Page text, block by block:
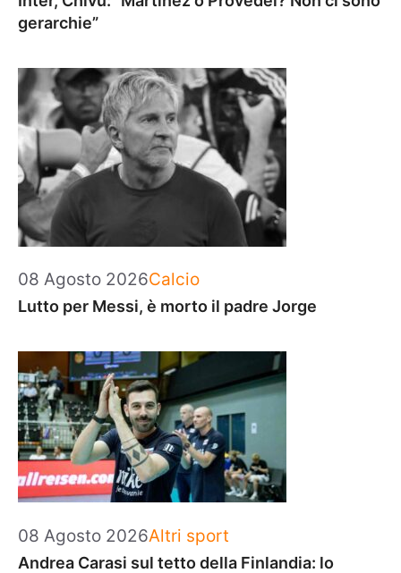
gerarchie”
08 Agosto 2026Categorie
Calcio
Lutto per Messi, è morto il padre Jorge
08 Agosto 2026Categorie
Altri sport
Andrea Carasi sul tetto della Finlandia: lo